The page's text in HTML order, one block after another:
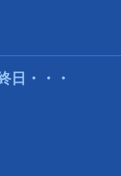
日・・・